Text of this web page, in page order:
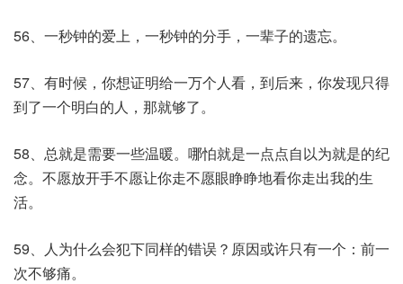
56、一秒钟的爱上，一秒钟的分手，一辈子的遗忘。
57、有时候，你想证明给一万个人看，到后来，你发现只得
到了一个明白的人，那就够了。
58、总就是需要一些温暖。哪怕就是一点点自以为就是的纪
念。不愿放开手不愿让你走不愿眼睁睁地看你走出我的生
活。
59、人为什么会犯下同样的错误？原因或许只有一个：前一
次不够痛。